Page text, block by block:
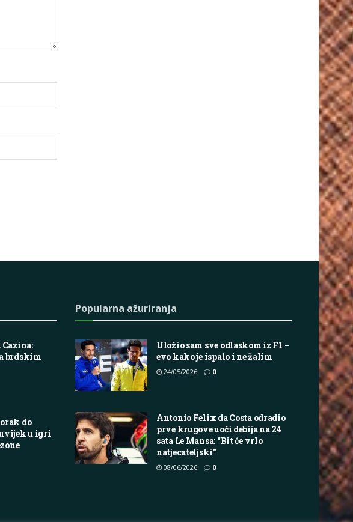
brdskim
do
uvijek u igri
Popularna ažuriranja
Uložio sam sve odlaskom iz F1 –
evo kako je ispalo i ne žalim
24/05/2026 0
Antonio Felix da Costa odradio
prve krugove uoči debija na 24
sata Le Mansa: “Bit će vrlo
natjecateljski”
08/06/2026 0